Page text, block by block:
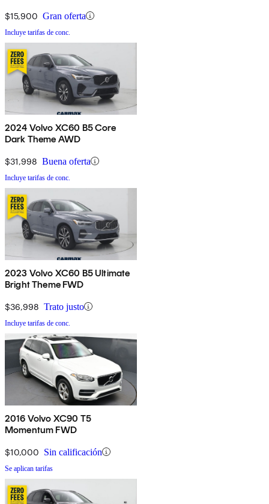
$15,900 Gran oferta
Incluye tarifas de conc.
2024 Volvo XC60 B5 Core
Dark Theme AWD
$31,998 Buena oferta
Incluye tarifas de conc.
2023 Volvo XC60 B5 Ultimate
Bright Theme FWD
$36,998 Trato justo
Incluye tarifas de conc.
2016 Volvo XC90 T5
Momentum FWD
$10,000 Sin calificación
Se aplican tarifas